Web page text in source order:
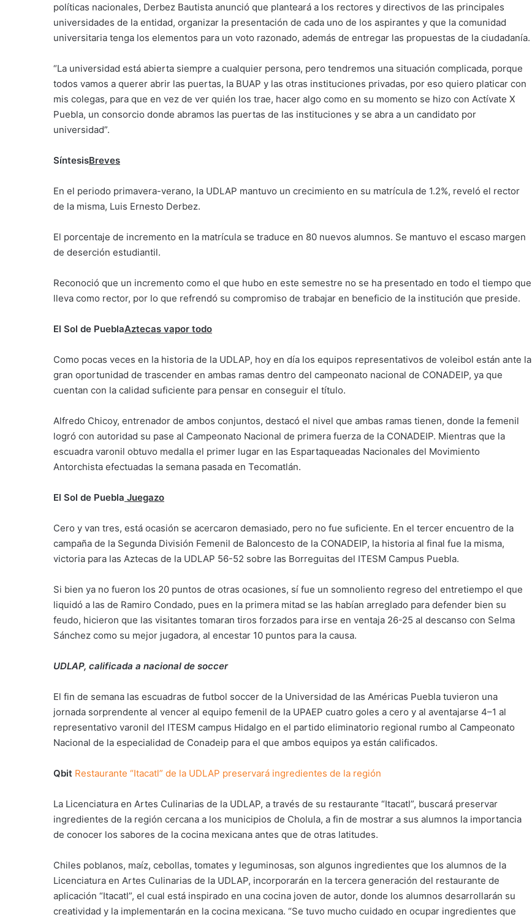
políticas nacionales, Derbez Bautista anunció que planteará a los rectores y directivos de las principales
universidades de la entidad, organizar la presentación de cada uno de los aspirantes y que la comunidad
universitaria tenga los elementos para un voto razonado, además de entregar las propuestas de la ciudadanía.
“La universidad está abierta siempre a cualquier persona, pero tendremos una situación complicada, porque
todos vamos a querer abrir las puertas, la BUAP y las otras instituciones privadas, por eso quiero platicar con
mis colegas, para que en vez de ver quién los trae, hacer algo como en su momento se hizo con Actívate X
Puebla, un consorcio donde abramos las puertas de las instituciones y se abra a un candidato por
universidad”.
SíntesisBreves
En el periodo primavera-verano, la UDLAP mantuvo un crecimiento en su matrícula de 1.2%, reveló el rector
de la misma, Luis Ernesto Derbez.
El porcentaje de incremento en la matrícula se traduce en 80 nuevos alumnos. Se mantuvo el escaso margen
de deserción estudiantil.
Reconoció que un incremento como el que hubo en este semestre no se ha presentado en todo el tiempo que
lleva como rector, por lo que refrendó su compromiso de trabajar en beneficio de la institución que preside.
El Sol de PueblaAztecas vapor todo
Como pocas veces en la historia de la UDLAP, hoy en día los equipos representativos de voleibol están ante la
gran oportunidad de trascender en ambas ramas dentro del campeonato nacional de CONADEIP, ya que
cuentan con la calidad suficiente para pensar en conseguir el título.
Alfredo Chicoy, entrenador de ambos conjuntos, destacó el nivel que ambas ramas tienen, donde la femenil
logró con autoridad su pase al Campeonato Nacional de primera fuerza de la CONADEIP. Mientras que la
escuadra varonil obtuvo medalla el primer lugar en las Espartaqueadas Nacionales del Movimiento
Antorchista efectuadas la semana pasada en Tecomatlán.
El Sol de Puebla Juegazo
Cero y van tres, está ocasión se acercaron demasiado, pero no fue suficiente. En el tercer encuentro de la
campaña de la Segunda División Femenil de Baloncesto de la CONADEIP, la historia al final fue la misma,
victoria para las Aztecas de la UDLAP 56-52 sobre las Borreguitas del ITESM Campus Puebla.
Si bien ya no fueron los 20 puntos de otras ocasiones, sí fue un somnoliento regreso del entretiempo el que
liquidó a las de Ramiro Condado, pues en la primera mitad se las habían arreglado para defender bien su
feudo, hicieron que las visitantes tomaran tiros forzados para irse en ventaja 26-25 al descanso con Selma
Sánchez como su mejor jugadora, al encestar 10 puntos para la causa.
UDLAP, calificada a nacional de soccer
El fin de semana las escuadras de futbol soccer de la Universidad de las Américas Puebla tuvieron una
jornada sorprendente al vencer al equipo femenil de la UPAEP cuatro goles a cero y al aventajarse 4–1 al
representativo varonil del ITESM campus Hidalgo en el partido eliminatorio regional rumbo al Campeonato
Nacional de la especialidad de Conadeip para el que ambos equipos ya están calificados.
Qbit Restaurante “Itacatl” de la UDLAP preservará ingredientes de la región
La Licenciatura en Artes Culinarias de la UDLAP, a través de su restaurante “Itacatl”, buscará preservar
ingredientes de la región cercana a los municipios de Cholula, a fin de mostrar a sus alumnos la importancia
de conocer los sabores de la cocina mexicana antes que de otras latitudes.
Chiles poblanos, maíz, cebollas, tomates y leguminosas, son algunos ingredientes que los alumnos de la
Licenciatura en Artes Culinarias de la UDLAP, incorporarán en la tercera generación del restaurante de
aplicación “Itacatl”, el cual está inspirado en una cocina joven de autor, donde los alumnos desarrollarán su
creatividad y la implementarán en la cocina mexicana. “Se tuvo mucho cuidado en ocupar ingredientes que